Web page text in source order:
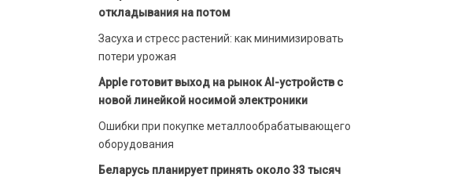
откладывания на потом
Засуха и стресс растений: как минимизировать
потери урожая
Apple готовит выход на рынок AI-устройств с
новой линейкой носимой электроники
Ошибки при покупке металлообрабатывающего
оборудования
Беларусь планирует принять около 33 тысяч